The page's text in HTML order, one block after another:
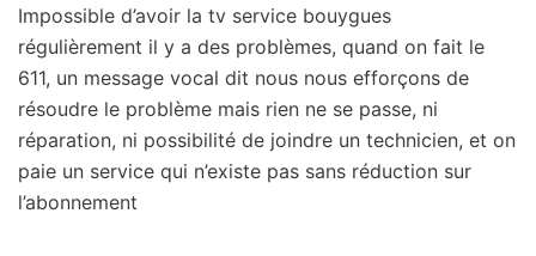
Impossible d’avoir la tv service bouygues
régulièrement il y a des problèmes, quand on fait le
611, un message vocal dit nous nous efforçons de
résoudre le problème mais rien ne se passe, ni
réparation, ni possibilité de joindre un technicien, et on
paie un service qui n’existe pas sans réduction sur
l’abonnement